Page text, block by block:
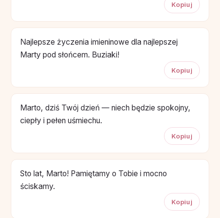
Kopiuj
Najlepsze życzenia imieninowe dla najlepszej
Marty pod słońcem. Buziaki!
Kopiuj
Marto, dziś Twój dzień — niech będzie spokojny,
ciepły i pełen uśmiechu.
Kopiuj
Sto lat, Marto! Pamiętamy o Tobie i mocno
ściskamy.
Kopiuj